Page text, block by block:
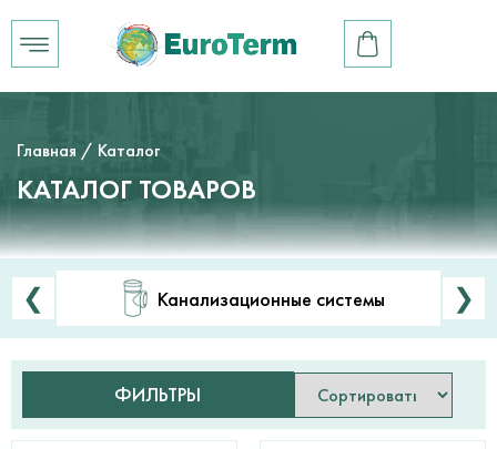
Главная / Каталог
КАТАЛОГ ТОВАРОВ
❮ Канализационные системы ❯
ФИЛЬТРЫ